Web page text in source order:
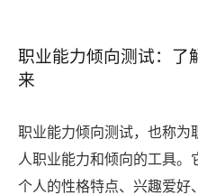
职业能力倾向测试：了
来
职业能力倾向测试，也称为
人职业能力和倾向的工具
个人的性格特点、兴趣爱好